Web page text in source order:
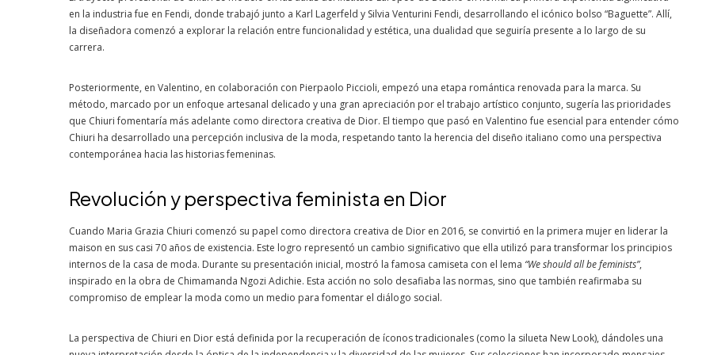
en la industria fue en Fendi, donde trabajó junto a Karl Lagerfeld y Silvia Venturini Fendi, desarrollando el icónico bolso “Baguette”. Allí,
la diseñadora comenzó a explorar la relación entre funcionalidad y estética, una dualidad que seguiría presente a lo largo de su
carrera.
Posteriormente, en Valentino, en colaboración con Pierpaolo Piccioli, empezó una etapa romántica renovada para la marca. Su
método, marcado por un enfoque artesanal delicado y una gran apreciación por el trabajo artístico conjunto, sugería las prioridades
que Chiuri fomentaría más adelante como directora creativa de Dior. El tiempo que pasó en Valentino fue esencial para entender cómo
Chiuri ha desarrollado una percepción inclusiva de la moda, respetando tanto la herencia del diseño italiano como una perspectiva
contemporánea hacia las historias femeninas.
Revolución y perspectiva feminista en Dior
Cuando Maria Grazia Chiuri comenzó su papel como directora creativa de Dior en 2016, se convirtió en la primera mujer en liderar la
maison en sus casi 70 años de existencia. Este logro representó un cambio significativo que ella utilizó para transformar los principios
internos de la casa de moda. Durante su presentación inicial, mostró la famosa camiseta con el lema “We should all be feminists”,
inspirado en la obra de Chimamanda Ngozi Adichie. Esta acción no solo desafiaba las normas, sino que también reafirmaba su
compromiso de emplear la moda como un medio para fomentar el diálogo social.
La perspectiva de Chiuri en Dior está definida por la recuperación de íconos tradicionales (como la silueta New Look), dándoles una